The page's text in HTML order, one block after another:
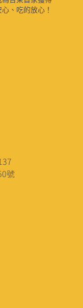
、吃的放心！
號